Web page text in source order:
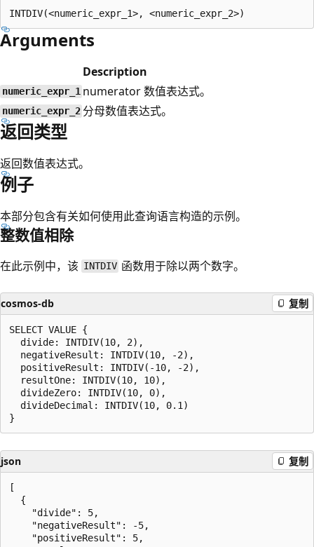
Arguments
Description
numeric_expr_1 numerator 数值表达式。
numeric_expr_2 分母数值表达式。
返回类型
返回数值表达式。
例子
本部分包含有关如何使用此查询语言构造的示例。
整数值相除
在此示例中，该 INTDIV 函数用于除以两个数字。
cosmos-db 复制
SELECT VALUE {
  divide: INTDIV(10, 2),
  negativeResult: INTDIV(10, -2),
  positiveResult: INTDIV(-10, -2),
  resultOne: INTDIV(10, 10),
  divideZero: INTDIV(10, 0),
  divideDecimal: INTDIV(10, 0.1)
json 复制
[
  {
    "divide": 5,
    "negativeResult": -5,
    "positiveResult": 5,